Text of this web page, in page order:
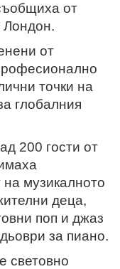
от
Лондон.
от
точки на
глобалния
200 гости от
на музикалното
деца,
поп и джаз
за пиано.
световно